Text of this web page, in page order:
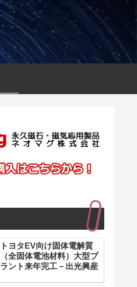
トヨタEV向け固体電解質
（全固体電池材料）大型プ
ラント来年完工－出光興産